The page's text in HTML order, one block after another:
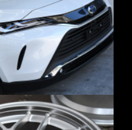
ラス撥水（全面） スズキ・ソリ
設備でボディ全体の状態を確
塗装面に軽度のシミや小傷が見…